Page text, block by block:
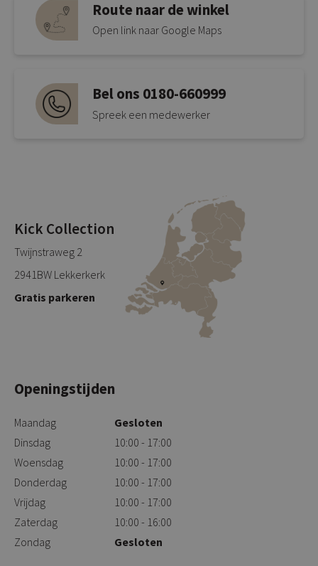
Route naar de winkel
Open link naar Google Maps
Bel ons 0180-660999
Spreek een medewerker
Kick Collection
Twijnstraweg 2
2941BW Lekkerkerk
Gratis parkeren
Openingstijden
Maandag
Gesloten
Dinsdag
10:00 - 17:00
Woensdag
10:00 - 17:00
Donderdag
10:00 - 17:00
Vrijdag
10:00 - 17:00
Zaterdag
10:00 - 16:00
Zondag
Gesloten